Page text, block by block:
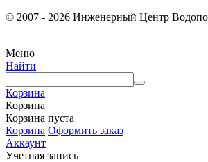
© 2007 - 2026 Инженерный Центр
Меню
Найти
Корзина
Корзина
Корзина пуста
Корзина Оформить заказ
Аккаунт
Учетная запись